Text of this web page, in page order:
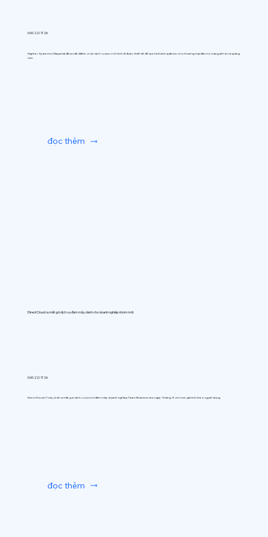
0:00 22/7/26
Hightec Systems (Okayama) đã ra mắt AIfitte, một dịch vụ tạo mô hình AI được thiết kế để tạo hình ảnh quần áo cho thương mại điện tử, mạng xã hội và quảng
cáo.
đọc thêm
DirectCloud ra mắt gói dịch vụ đám mây dành cho doanh nghiệp nhóm mới.
0:00 22/7/26
DirectCloud (Tokyo) sẽ ra mắt gói dịch vụ lưu trữ đám mây doanh nghiệp Team Business vào ngày 1 tháng 9, với mức giá tính theo người dùng.
đọc thêm